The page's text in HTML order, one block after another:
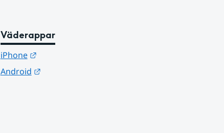
Väderappar
iPhone
Länk till annan webbplats.
Android
Länk till annan webbplats.